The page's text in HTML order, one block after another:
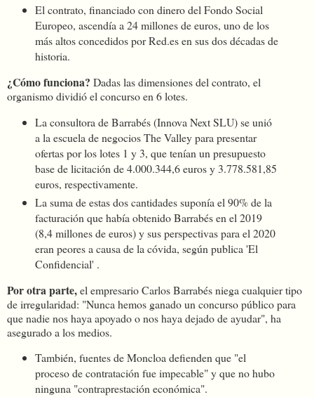
El contrato, financiado con dinero del Fondo Social
Europeo, ascendía a 24 millones de euros, uno de los
más altos concedidos por Red.es en sus dos décadas de
historia.
¿Cómo funciona? Dadas las dimensiones del contrato, el
organismo dividió el concurso en 6 lotes.
La consultora de Barrabés (Innova Next SLU) se unió
a la escuela de negocios The Valley para presentar
ofertas por los lotes 1 y 3, que tenían un presupuesto
base de licitación de 4.000.344,6 euros y 3.778.581,85
euros, respectivamente.
La suma de estas dos cantidades suponía el 90% de la
facturación que había obtenido Barrabés en el 2019
(8,4 millones de euros) y sus perspectivas para el 2020
eran peores a causa de la cóvida, según publica 'El
Confidencial' .
Por otra parte,el empresario Carlos Barrabés niega cualquier tipo
de irregularidad: "Nunca hemos ganado un concurso público para
que nadie nos haya apoyado o nos haya dejado de ayudar", ha
asegurado a los medios.
También, fuentes de Moncloa defienden que "el
proceso de contratación fue impecable" y que no hubo
ninguna "contraprestación económica".